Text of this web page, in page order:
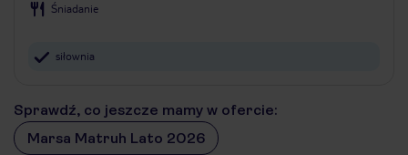
Śniadanie
siłownia
Sprawdź, co jeszcze mamy w ofercie:
Marsa Matruh Lato 2026